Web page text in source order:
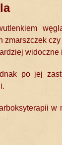
widoczne
po jej
w